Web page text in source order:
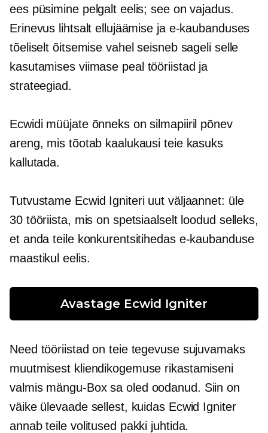
ees püsimine pelgalt eelis; see on vajadus.
Erinevus lihtsalt ellujäämise ja e-kaubanduses
tõeliselt õitsemise vahel seisneb sageli selle
kasutamises viimase peal tööriistad ja
strateegiad.
Ecwidi müüjate õnneks on silmapiiril põnev
areng, mis tõotab kaalukausi teie kasuks
kallutada.
Tutvustame Ecwid Igniteri uut väljaannet: üle
30 tööriista, mis on spetsiaalselt loodud selleks,
et anda teile konkurentsitihedas e-kaubanduse
maastikul eelis.
Avastage Ecwid Igniter
Need tööriistad on teie tegevuse sujuvamaks
muutmisest kliendikogemuse rikastamiseni
valmis mängu-Boxsa oled oodanud. Siin on
väike ülevaade sellest, kuidas Ecwid Igniter
annab teile volitused pakki juhtida.